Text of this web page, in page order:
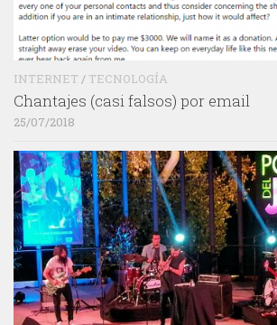
INTERNET / TECNOLOGÍA
Chantajes (casi falsos) por email
25/07/2018